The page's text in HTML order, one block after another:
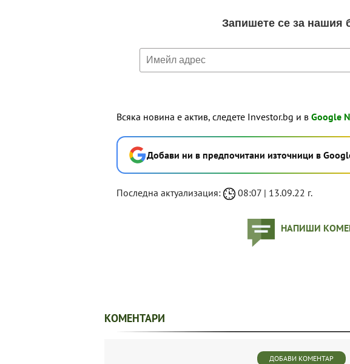
Всяка новина е актив, следете Investor.bg и в Google
Добави ни в предпочитани източници в
Последна актуализация: 08:07 | 13.09.22 г.
НАПИШИ
КОМЕНТАРИ
ДОБАВИ КОМЕНТАР